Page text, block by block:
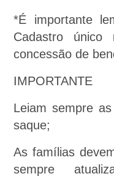
*É importante
Cadastro único
concessão de
IMPORTANTE
Leiam sempre
saque;
As famílias
sempre